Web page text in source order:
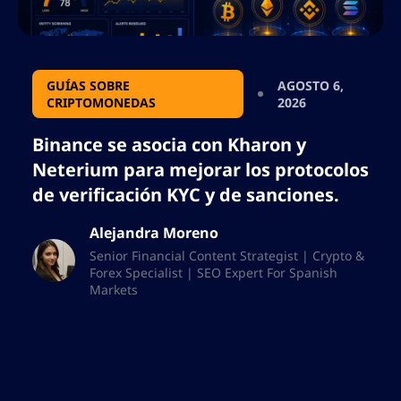
GUÍAS SOBRE
CRIPTOMONEDAS
AGOSTO 6,
2026
Binance se asocia con Kharon y
Neterium para mejorar los protocolos
de verificación KYC y de sanciones.
Alejandra Moreno
Senior Financial Content Strategist | Crypto &
Forex Specialist | SEO Expert For Spanish
Markets